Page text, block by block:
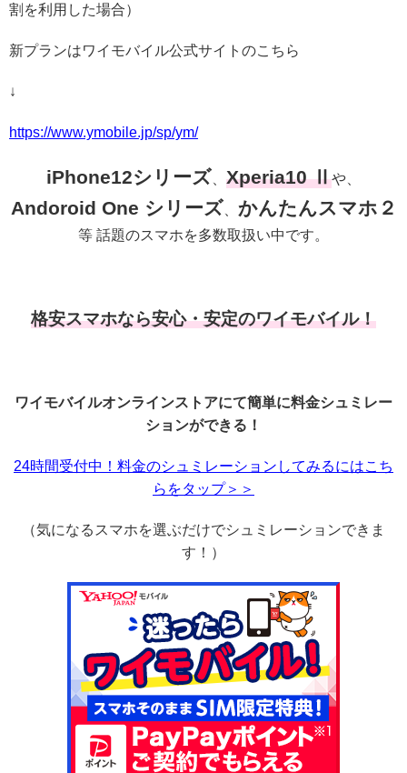
割を利用した場合）
新プランはワイモバイル公式サイトのこちら
↓
https://www.ymobile.jp/sp/ym/
iPhone12シリーズ Xperia10 Ⅱや、
Andoroid One シリーズ かんたんスマホ２
等 話題のスマホを多数取扱い中です。
格安スマホなら安心・安定のワイモバイル！
ワイモバイルオンラインストアにて簡単に料金シュミレー
ションができる！
24時間受付中！料金のシュミレーションしてみるにはこち
らをタップ＞＞
（気になるスマホを選ぶだけでシュミレーションできま
す！）